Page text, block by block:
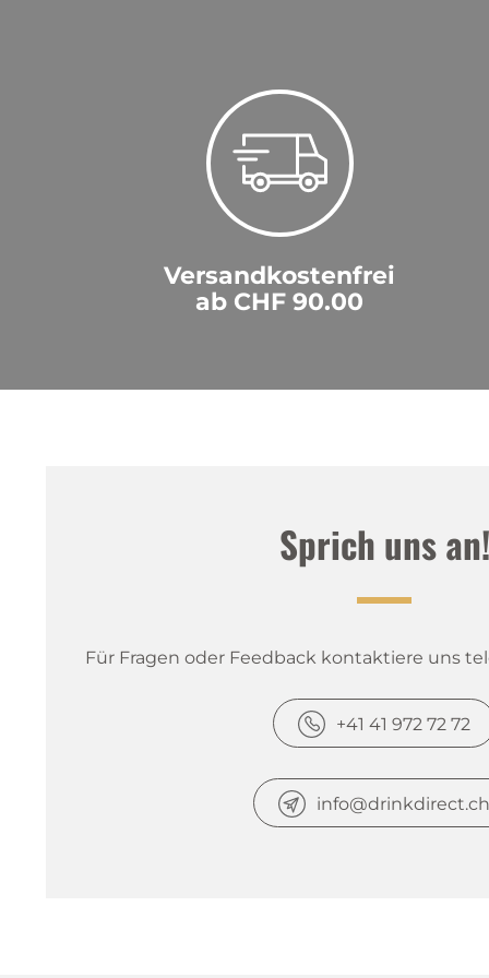
Versandkostenfrei
ab CHF 90.00
Sprich uns an!
Für Fragen oder Feedback kontaktiere uns
+41 41 972 72 72
info@drinkdirect.ch